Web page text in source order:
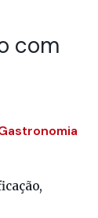
com